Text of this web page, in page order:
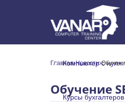
Компьютер с
Компьютер с
Курсы бухгалтеров
Главная Новости
Обучение